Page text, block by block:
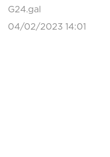
G24.gal
04/02/2023 14:01